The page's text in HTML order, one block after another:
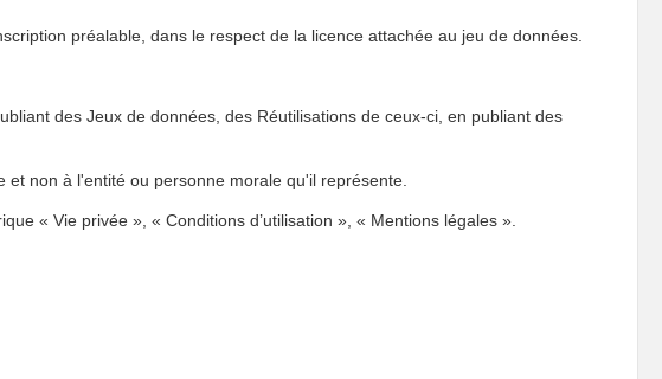
préalable, dans le respect de la licence attachée au jeu de données.
des Jeux de données, des Réutilisations de ceux-ci, en publiant des
non à l'entité ou personne morale qu'il représente.
« Vie privée », « Conditions d’utilisation », « Mentions légales ».